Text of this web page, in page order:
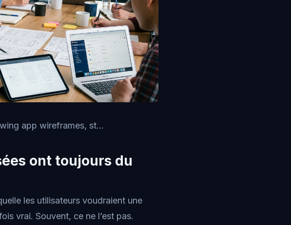
app wireframes, st...
ont toujours du
les utilisateurs voudraient une
vrai. Souvent, ce ne l’est pas.